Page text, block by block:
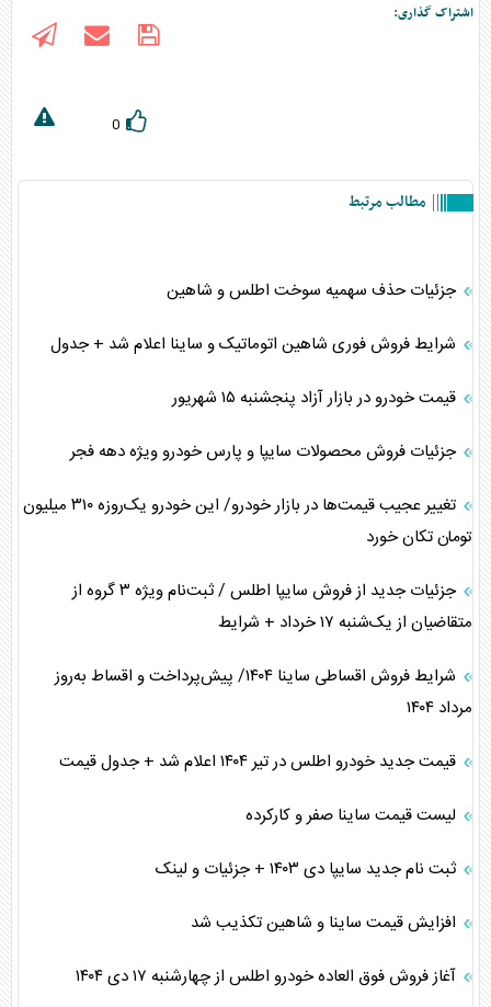
اشتراک گذاری:
0
مطالب مرتبط
جزئیات حذف سهمیه سوخت اطلس و شاهین
شرایط فروش فوری شاهین اتوماتیک و ساینا اعلام شد + جدول
قیمت خودرو در بازار آزاد پنجشنبه ۱۵ شهریور
جزئیات فروش محصولات سایپا و پارس خودرو ویژه دهه فجر
تغییر عجیب قیمت‌ها در بازار خودرو/ این خودرو یک‌روزه ۳۱۰ میلیون
تومان تکان خورد
جزئیات جدید از فروش سایپا اطلس / ثبت‌نام ویژه ۳ گروه از
متقاضیان از یک‌شنبه ۱۷ خرداد + شرایط
شرایط فروش اقساطی ساینا ۱۴۰۴/ پیش‌پرداخت و اقساط به‌روز
مرداد ۱۴۰۴
قیمت جدید خودرو اطلس در تیر ۱۴۰۴ اعلام شد + جدول قیمت
لیست قیمت ساینا صفر و کارکرده
ثبت‌ نام جدید سایپا دی ۱۴۰۳ + جزئیات و لینک
افزایش قیمت ساینا و شاهین تکذیب شد
آغاز فروش فوق العاده خودرو اطلس از چهارشنبه ۱۷ دی ۱۴۰۴